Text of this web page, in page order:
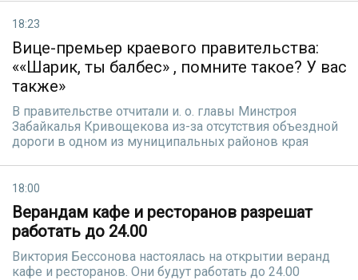
18:23
Вице-премьер краевого правительства:
««Шарик, ты балбес» , помните такое? У вас
также»
В правительстве отчитали и. о. главы Минстроя
Забайкалья Кривощекова из-за отсутствия объездной
дороги в одном из муниципальных районов края
18:00
Верандам кафе и ресторанов разрешат
работать до 24.00
Виктория Бессонова настоялась на открытии веранд
кафе и ресторанов. Они будут работать до 24.00